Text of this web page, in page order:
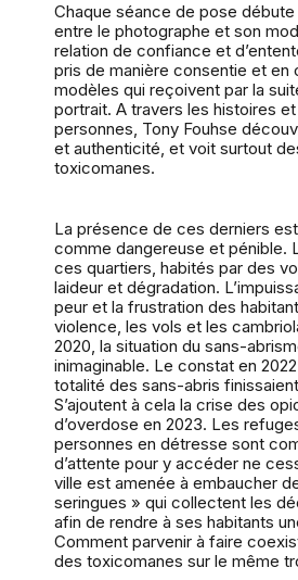
Chaque séance de pose
entre le photographe et son
relation de confiance et
pris de manière consentie et en
modèles qui reçoivent par la
portrait. A travers les histoires
personnes, Tony Fouhse
et authenticité, et voit surtout
toxicomanes.
La présence de ces derniers
comme dangereuse et pénible.
ces quartiers, habités par des
laideur et dégradation.
peur et la frustration des
violence, les vols et les
2020, la situation du sans-
inimaginable. Le constat en
totalité des sans-abris
S’ajoutent à cela la crise des
d’overdose en 2023. Les
personnes en détresse sont
d’attente pour y accéder ne
ville est amenée à embaucher
seringues » qui collectent les
afin de rendre à ses habitants
Comment parvenir à faire
des toxicomanes sur le même